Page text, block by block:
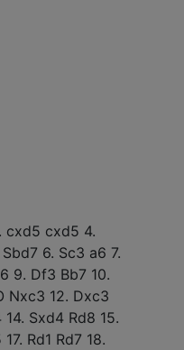
cxd5 cxd5 4.
Sbd7 6. Sc3 a6 7.
9. Df3 Bb7 10.
Nxc3 12. Dxc3
14. Sxd4 Rd8 15.
17. Rd1 Rd7 18.